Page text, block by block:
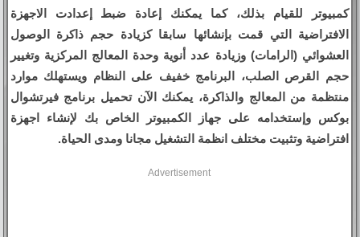
كمبيوتر للقيام بذلك، كما يمكنك إعادة ضبط إعدادت الاجهزة
الافتراضية التي قمت بإنشائها سابقا كزيادة حجم ذاكرة الوصول
العشوائي (الرامات) وزيادة عدد أنوية وحدة المعالج المركزية وتغيير
حجم القرص الصلب، البرنامج خفيف على النظام ويستهلك موارد
منتظمة من المعالج والذاكرة، يمكنك الآن تحميل برنامج فيرتشوال
بوكس وإستخدامه على جهاز الكمبيوتر الخاص بك لإنشاء اجهزة
افتراضية وتثبيت مختلف انظمة التشغيل مجانا ومدى الحياة.
Advertisement